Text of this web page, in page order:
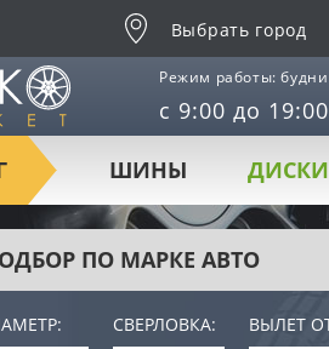
Выбрать город
Режим работы: будни
с 9:00 до 19:00
ШИНЫ ДИСКИ
ПО МАРКЕ АВТО
СВЕРЛОВКА: ВЫЛЕТ